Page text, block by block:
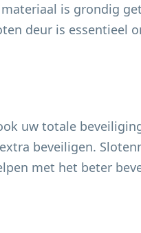
is grondig
deur is essentieel
uw totale
beveiligen.
met het beter